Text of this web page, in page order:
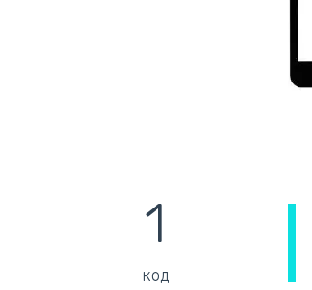
1
код